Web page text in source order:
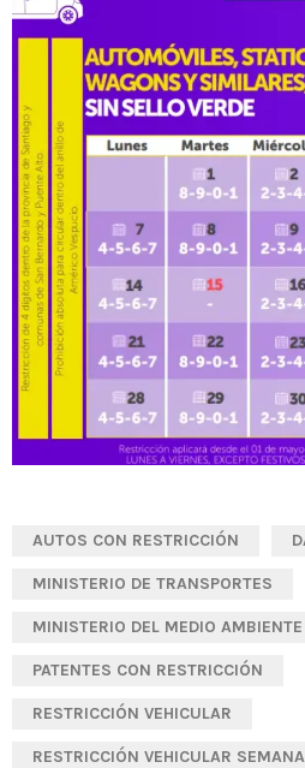
AUTOS CON RESTRICCIÓN
MINISTERIO DE TRANSPORTES
MINISTERIO DEL MEDIO AMBIENTE
PATENTES CON RESTRICCIÓN
RESTRICCIÓN VEHICULAR
RESTRICCIÓN VEHICULAR